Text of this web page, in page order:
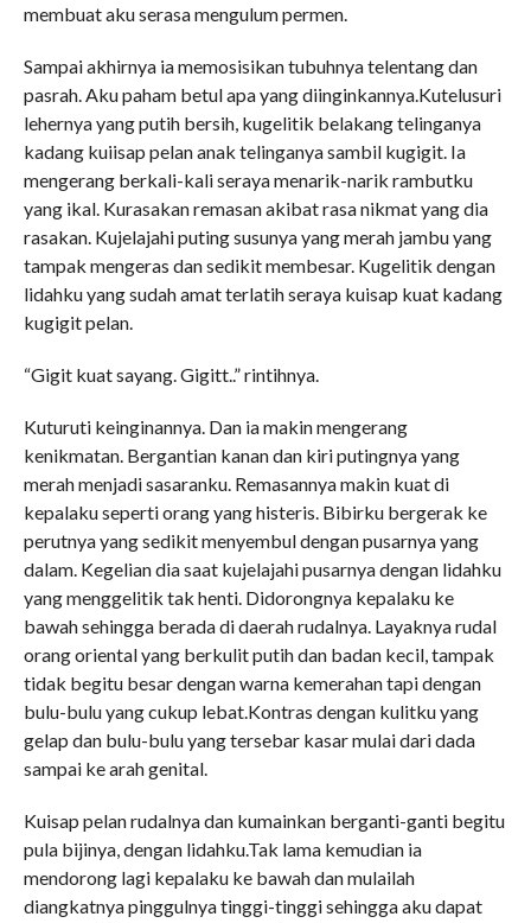
membuat aku serasa mengulum permen.
Sampai akhirnya ia memosisikan tubuhnya telentang dan
pasrah. Aku paham betul apa yang diinginkannya.Kutelusuri
lehernya yang putih bersih, kugelitik belakang telinganya
kadang kuiisap pelan anak telinganya sambil kugigit. Ia
mengerang berkali-kali seraya menarik-narik rambutku
yang ikal. Kurasakan remasan akibat rasa nikmat yang dia
rasakan. Kujelajahi puting susunya yang merah jambu yang
tampak mengeras dan sedikit membesar. Kugelitik dengan
lidahku yang sudah amat terlatih seraya kuisap kuat kadang
kugigit pelan.
“Gigit kuat sayang. Gigitt..” rintihnya.
Kuturuti keinginannya. Dan ia makin mengerang
kenikmatan. Bergantian kanan dan kiri putingnya yang
merah menjadi sasaranku. Remasannya makin kuat di
kepalaku seperti orang yang histeris. Bibirku bergerak ke
perutnya yang sedikit menyembul dengan pusarnya yang
dalam. Kegelian dia saat kujelajahi pusarnya dengan lidahku
yang menggelitik tak henti. Didorongnya kepalaku ke
bawah sehingga berada di daerah rudalnya. Layaknya rudal
orang oriental yang berkulit putih dan badan kecil, tampak
tidak begitu besar dengan warna kemerahan tapi dengan
bulu-bulu yang cukup lebat.Kontras dengan kulitku yang
gelap dan bulu-bulu yang tersebar kasar mulai dari dada
sampai ke arah genital.
Kuisap pelan rudalnya dan kumainkan berganti-ganti begitu
pula bijinya, dengan lidahku.Tak lama kemudian ia
mendorong lagi kepalaku ke bawah dan mulailah
diangkatnya pinggulnya tinggi-tinggi sehingga aku dapat